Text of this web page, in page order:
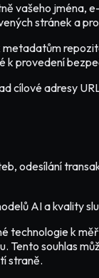
vašeho
stránek a
k provedení
adresy
odesílání
AI a kvality
technologie k
souhlas
straně.